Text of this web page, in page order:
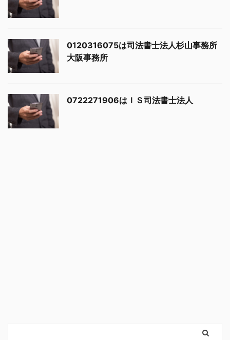
0120316075は司法書士法人杉山事務所
大阪事務所
0722271906はＩＳ司法書士法人